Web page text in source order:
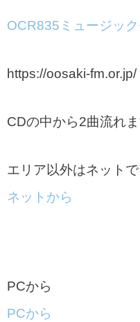
OCR835ミュージッ
https://oosaki-fm.or.jp/
CDの中から2曲流れま
エリア以外はネットで
ネットから
PCから
PCから